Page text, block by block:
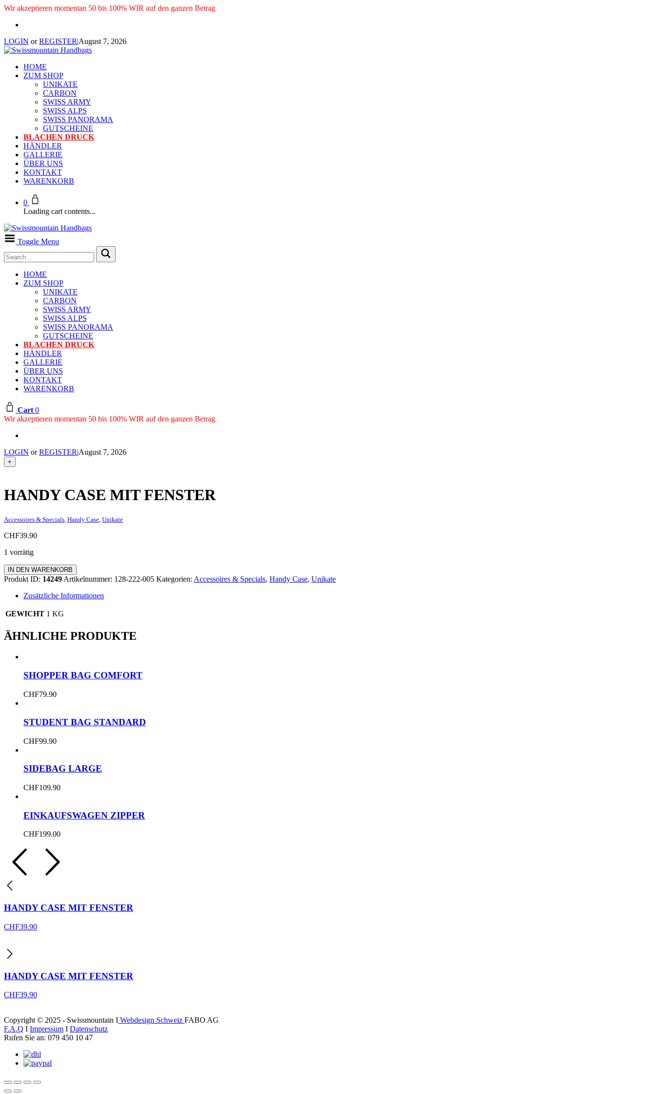
Wir akzeptieren momentan 50 bis 100% WIR auf den ganzen Betrag
LOGIN orREGISTER|August 7, 2026
HOME
ZUM SHOP
UNIKATE
CARBON
SWISS ARMY
SWISS ALPS
SWISS PANORAMA
GUTSCHEINE
BLACHEN DRUCK
HÄNDLER
GALLERIE
ÜBER UNS
KONTAKT
WARENKORB
0
Loading cart contents...
Toggle Menu
HOME
ZUM SHOP
UNIKATE
CARBON
SWISS ARMY
SWISS ALPS
SWISS PANORAMA
GUTSCHEINE
BLACHEN DRUCK
HÄNDLER
GALLERIE
ÜBER UNS
KONTAKT
WARENKORB
Cart 0
Wir akzeptieren momentan 50 bis 100% WIR auf den ganzen Betrag
LOGIN orREGISTER|August 7, 2026
+
HANDY CASE MIT FENSTER
Accessoires & Specials Handy Case Unikate
CHF39.90
1 vorrätig
Handy
Case
Fenster
IN DEN WARENKORB
Produkt ID: 14249 Artikelnummer: 128-222-005 Kategorien: Accessoires & Specials, Handy Case, Unikate
Zusätzliche Informationen
GEWICHT 1 KG
ÄHNLICHE PRODUKTE
SHOPPER BAG COMFORT
CHF79.90
STUDENT BAG STANDARD
CHF99.90
SIDEBAG LARGE
CHF109.90
EINKAUFSWAGEN ZIPPER
CHF199.00
HANDY CASE MIT FENSTER
CHF39.90
HANDY CASE MIT FENSTER
CHF39.90
Copyright © 2025 - Swissmountain I Webdesign Schweiz FABO AG
F.A.Q I Impressum I Datenschutz
Rufen Sie an: 079 450 10 47